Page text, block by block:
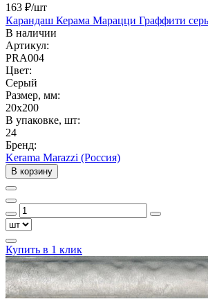
163 ₽/шт
Карандаш Керама Марацци Граффити
В наличии
Артикул:
PRA004
Цвет:
Серый
Размер, мм:
20x200
В упаковке, шт:
24
Бренд:
Kerama Marazzi (Россия)
В корзину
Купить в 1 клик